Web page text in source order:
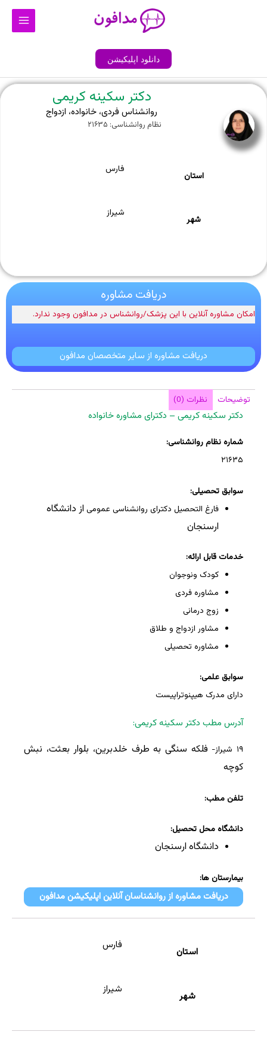
Main
دانلود اپلیکیشن
دکتر سکینه کریمی
روانشناس فردی، خانواده، ازدواج
نظام روانشناسی: ۲۱۶۳۵
استان
فارس
شهر
شیراز
دریافت مشاوره
امکان مشاوره آنلاین با این پزشک/روانشناس در مدافون وجود ندارد.
دریافت مشاوره از سایر متخصصان مدافون
توضیحات نظرات (0)
دکتر سکینه کریمی – دکترای مشاوره خانواده
شماره نظام روانشناسی:
۲۱۶۳۵
سوابق تحصیلی:
فارغ التحصیل دکترای روانشناسی عمومی از دانشگاه
ارسنجان
خدمات قابل ارائه:
کودک ونوجوان
مشاوره فردی
زوج درمانی
مشاور ازدواج و طلاق
مشاوره تحصیلی
سوابق علمی:
دارای مدرک هیپنوتراپیست
آدرس مطب دکتر سکینه کریمی:
۱۹ شیراز-
فلکه سنگی به طرف خلدبرین، بلوار بعثت، نبش
کوچه
تلفن مطب:
دانشگاه محل تحصیل:
دانشگاه ارسنجان
بیمارستان ها:
دریافت مشاوره از روانشناسان آنلاین اپلیکیشن مدافون
استان
فارس
شهر
شیراز